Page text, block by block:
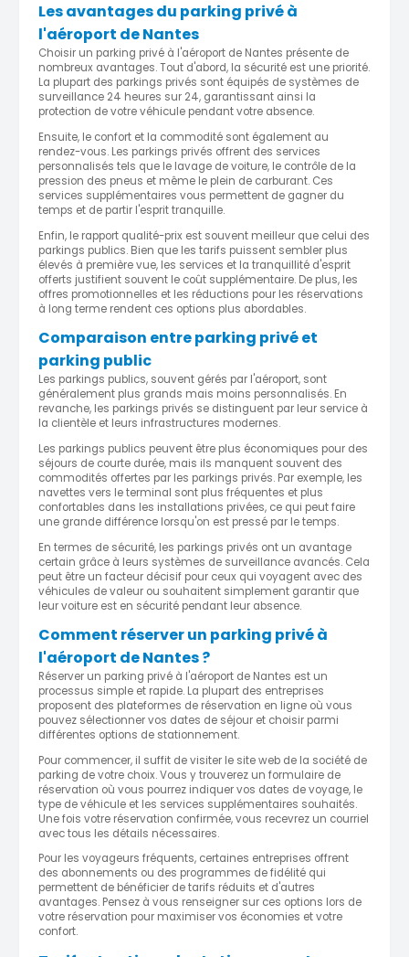
Les avantages du parking privé à
l'aéroport de Nantes
Choisir un parking privé à l'aéroport de Nantes présente de
nombreux avantages. Tout d'abord, la sécurité est une priorité.
La plupart des parkings privés sont équipés de systèmes de
surveillance 24 heures sur 24, garantissant ainsi la
protection de votre véhicule pendant votre absence.
Ensuite, le confort et la commodité sont également au
rendez-vous. Les parkings privés offrent des services
personnalisés tels que le lavage de voiture, le contrôle de la
pression des pneus et même le plein de carburant. Ces
services supplémentaires vous permettent de gagner du
temps et de partir l'esprit tranquille.
Enfin, le rapport qualité-prix est souvent meilleur que celui des
parkings publics. Bien que les tarifs puissent sembler plus
élevés à première vue, les services et la tranquillité d'esprit
offerts justifient souvent le coût supplémentaire. De plus, les
offres promotionnelles et les réductions pour les réservations
à long terme rendent ces options plus abordables.
Comparaison entre parking privé et
parking public
Les parkings publics, souvent gérés par l'aéroport, sont
généralement plus grands mais moins personnalisés. En
revanche, les parkings privés se distinguent par leur service à
la clientèle et leurs infrastructures modernes.
Les parkings publics peuvent être plus économiques pour des
séjours de courte durée, mais ils manquent souvent des
commodités offertes par les parkings privés. Par exemple, les
navettes vers le terminal sont plus fréquentes et plus
confortables dans les installations privées, ce qui peut faire
une grande différence lorsqu'on est pressé par le temps.
En termes de sécurité, les parkings privés ont un avantage
certain grâce à leurs systèmes de surveillance avancés. Cela
peut être un facteur décisif pour ceux qui voyagent avec des
véhicules de valeur ou souhaitent simplement garantir que
leur voiture est en sécurité pendant leur absence.
Comment réserver un parking privé à
l'aéroport de Nantes ?
Réserver un parking privé à l'aéroport de Nantes est un
processus simple et rapide. La plupart des entreprises
proposent des plateformes de réservation en ligne où vous
pouvez sélectionner vos dates de séjour et choisir parmi
différentes options de stationnement.
Pour commencer, il suffit de visiter le site web de la société de
parking de votre choix. Vous y trouverez un formulaire de
réservation où vous pourrez indiquer vos dates de voyage, le
type de véhicule et les services supplémentaires souhaités.
Une fois votre réservation confirmée, vous recevrez un courriel
avec tous les détails nécessaires.
Pour les voyageurs fréquents, certaines entreprises offrent
des abonnements ou des programmes de fidélité qui
permettent de bénéficier de tarifs réduits et d'autres
avantages. Pensez à vous renseigner sur ces options lors de
votre réservation pour maximiser vos économies et votre
confort.